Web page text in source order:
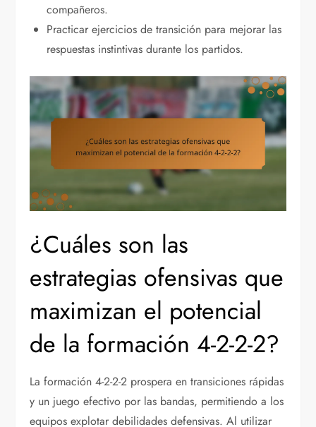
compañeros.
Practicar ejercicios de transición para mejorar las
respuestas instintivas durante los partidos.
¿Cuáles son las
estrategias ofensivas que
maximizan el potencial
de la formación 4-2-2-2?
La formación 4-2-2-2 prospera en transiciones rápidas
y un juego efectivo por las bandas, permitiendo a los
equipos explotar debilidades defensivas. Al utilizar